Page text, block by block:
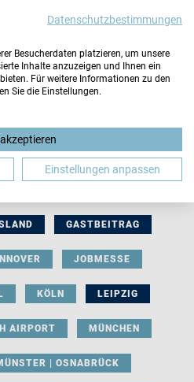
BEWERBUNG
GASTBEITRAG
JOBMESSE
KÖLN LEIPZIG
AIRPORT MÜNCHEN
| OSNABRÜCK
Datenschutzbestimmungen
Besucherdaten platzieren, um unsere
Inhalte anzuzeigen und Ihnen ein
Für weitere Informationen zu den
Sie die Einstellungen.
Einstellungen anpassen